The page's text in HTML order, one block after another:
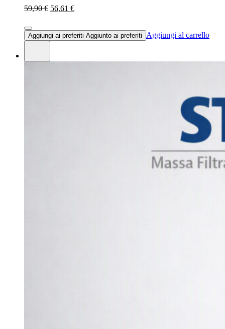
59,90 € 56,61 €
Aggiungi ai preferiti Aggiunto ai preferiti Aggiungi al carrello